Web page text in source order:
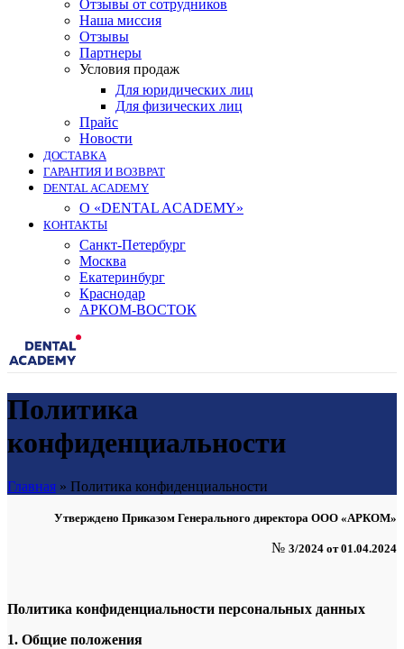
Отзывы от сотрудников
Наша миссия
Отзывы
Партнеры
Условия продаж
Для юридических лиц
Для физических лиц
Прайс
Новости
ДОСТАВКА
ГАРАНТИЯ И ВОЗВРАТ
DENTAL ACADEMY
О «DENTAL ACADEMY»
КОНТАКТЫ
Санкт-Петербург
Москва
Екатеринбург
Краснодар
АРКОМ-ВОСТОК
Политика
конфиденциальности
Главная » Политика конфиденциальности
Утверждено Приказом Генерального директора ООО «АРКОМ»
№ 3/2024 от 01.04.2024
Политика конфиденциальности персональных данных
1. Общие положения